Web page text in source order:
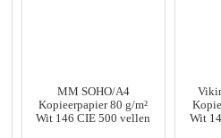
MM SOHO/A4
Kopieerpapier 80 g/m²
Wit 146 CIE 500 vellen
Wit